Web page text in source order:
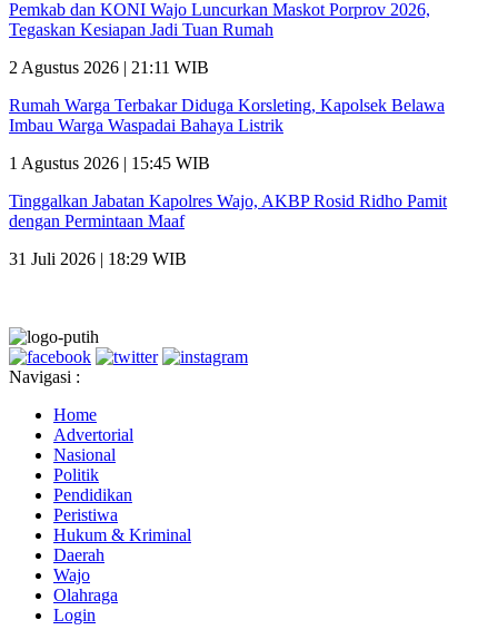
Pemkab dan KONI Wajo Luncurkan Maskot Porprov 2026,
Tegaskan Kesiapan Jadi Tuan Rumah
2 Agustus 2026 | 21:11 WIB
Rumah Warga Terbakar Diduga Korsleting, Kapolsek Belawa
Imbau Warga Waspadai Bahaya Listrik
1 Agustus 2026 | 15:45 WIB
Tinggalkan Jabatan Kapolres Wajo, AKBP Rosid Ridho Pamit
dengan Permintaan Maaf
31 Juli 2026 | 18:29 WIB
Navigasi :
Home
Advertorial
Nasional
Politik
Pendidikan
Peristiwa
Hukum & Kriminal
Daerah
Wajo
Olahraga
Login